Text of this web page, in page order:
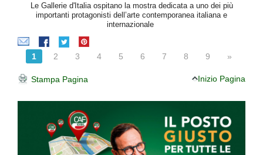
Le Gallerie d'Italia ospitano la mostra dedicata a uno dei più
importanti protagonisti dell’arte contemporanea italiana e
internazionale
1 2 3 4 5 6 7 8 9 »
Stampa Pagina Inizio Pagina